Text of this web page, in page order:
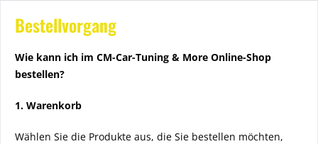
Bestellvorgang
Wie kann ich im CM-Car-Tuning & More Online-Shop
bestellen?
1. Warenkorb
Wählen Sie die Produkte aus, die Sie bestellen möchten,